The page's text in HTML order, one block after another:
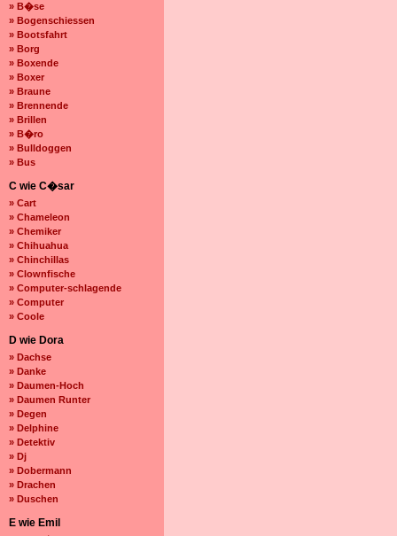
» B�se
» Bogenschiessen
» Bootsfahrt
» Borg
» Boxende
» Boxer
» Braune
» Brennende
» Brillen
» B�ro
» Bulldoggen
» Bus
C wie C�sar
» Cart
» Chameleon
» Chemiker
» Chihuahua
» Chinchillas
» Clownfische
» Computer-schlagende
» Computer
» Coole
D wie Dora
» Dachse
» Danke
» Daumen-Hoch
» Daumen Runter
» Degen
» Delphine
» Detektiv
» Dj
» Dobermann
» Drachen
» Duschen
E wie Emil